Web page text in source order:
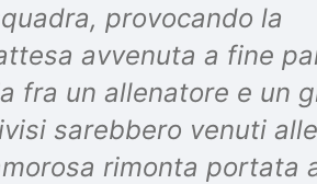
provocando la
avvenuta a fine
fra un allenatore e un
sarebbero venuti
rimonta portata